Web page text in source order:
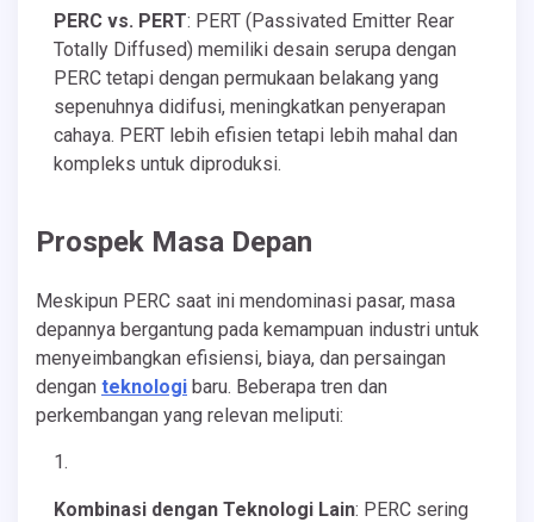
PERC vs. PERT: PERT (Passivated Emitter Rear
Totally Diffused) memiliki desain serupa dengan
PERC tetapi dengan permukaan belakang yang
sepenuhnya didifusi, meningkatkan penyerapan
cahaya. PERT lebih efisien tetapi lebih mahal dan
kompleks untuk diproduksi.
Prospek Masa Depan
Meskipun PERC saat ini mendominasi pasar, masa
depannya bergantung pada kemampuan industri untuk
menyeimbangkan efisiensi, biaya, dan persaingan
dengan teknologi baru. Beberapa tren dan
perkembangan yang relevan meliputi:
Kombinasi dengan Teknologi Lain: PERC sering